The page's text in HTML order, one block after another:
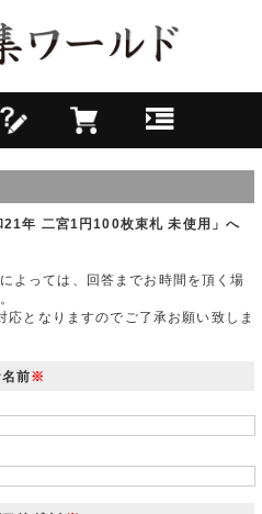
21年 二宮1円100枚束札 未使用」へ
よっては、回答までお時間を頂く場
となりますのでご了承お願い致しま
名前※